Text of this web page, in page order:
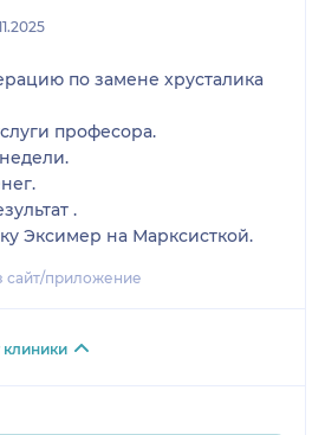
по замене хрусталика
професора.
.
Эксимер на Марксисткой.
сайт/приложение
клиники